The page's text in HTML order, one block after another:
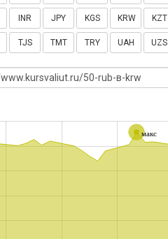
INR JPY KGS KRW KZT
TJS TMT TRY UAH UZS
макс